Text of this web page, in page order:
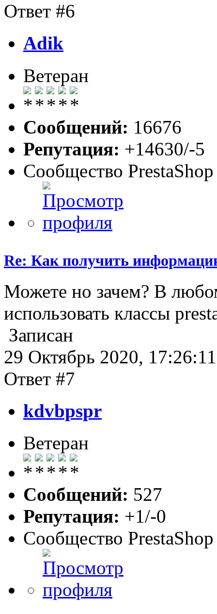
Ответ #6
Adik
Ветеран
Сообщений: 16676
Репутация: +14630/-5
Сообщество PrestaShop
Re: Как получить
Можете но зачем? В
использовать классы
Записан
29 Октябрь 2020, 17:26:11
Ответ #7
kdvbpspr
Ветеран
Сообщений: 527
Репутация: +1/-0
Сообщество PrestaShop